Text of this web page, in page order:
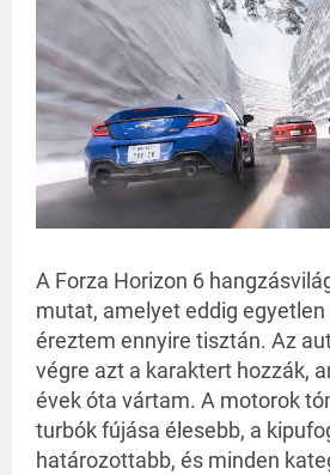
A Forza Horizon 6
mutat, amelyet eddig
éreztem ennyire tisztán. Az
végre azt a karaktert hozzák,
évek óta vártam. A motorok
turbók fújása élesebb, a
határozottabb, és minden